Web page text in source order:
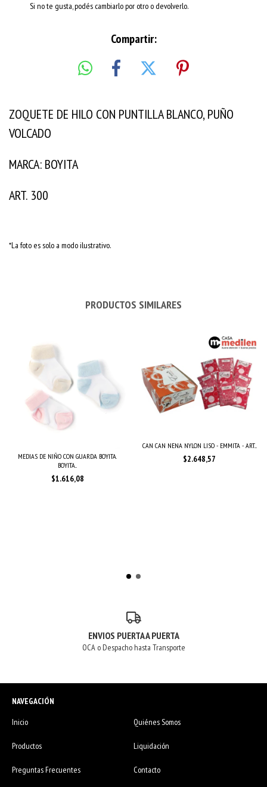
Si no te gusta, podés cambiarlo por otro o devolverlo.
Compartir:
ZOQUETE DE HILO CON PUNTILLA BLANCO, PUÑO
VOLCADO
MARCA: BOYITA
ART. 300
*La foto es solo a modo ilustrativo.
PRODUCTOS SIMILARES
MEDIAS DE NIÑO CON GUARDA BOYITA.
BOYITA...
$1.616,08
CAN CAN NENA NYLON LISO - EMMITA - ART....
$2.648,57
ENVIOS PUERTA A PUERTA
OCA o Despacho hasta Transporte
NAVEGACIÓN
Inicio
Quiénes Somos
Productos Liquidación
Preguntas Frecuentes Contacto